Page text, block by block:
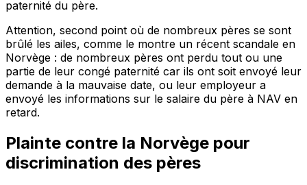
paternité du père.
Attention, second point où de nombreux pères se sont
brûlé les ailes, comme le montre un récent scandale en
Norvège : de nombreux pères ont perdu tout ou une
partie de leur congé paternité car ils ont soit envoyé leur
demande à la mauvaise date, ou leur employeur a
envoyé les informations sur le salaire du père à NAV en
retard.
Plainte contre la Norvège pour
discrimination des pères